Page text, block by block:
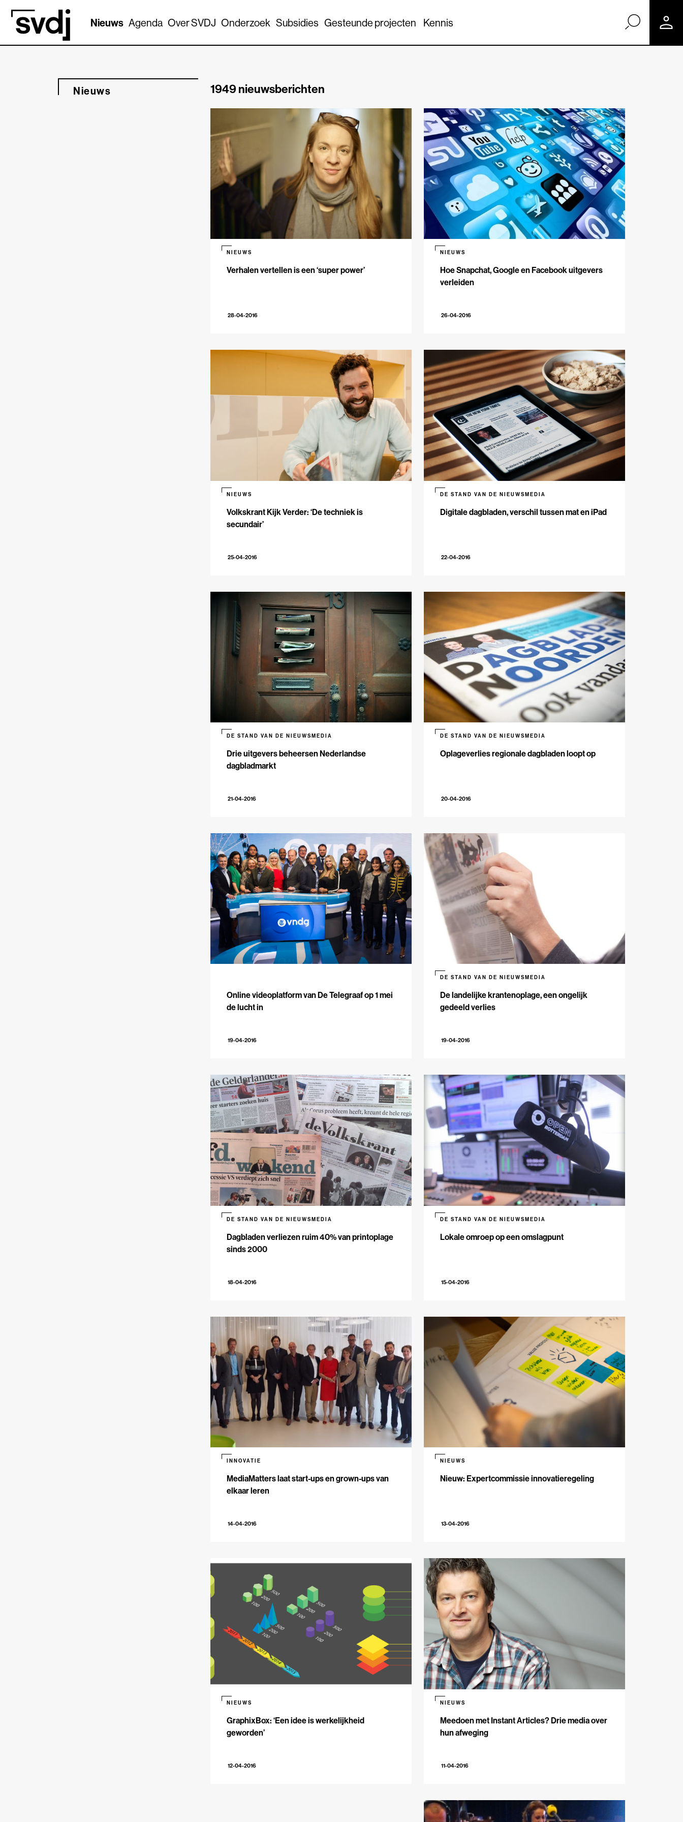
Naar hoofdinhoud
Nieuws Agenda Over SVDJ Onderzoek Subsidies Gesteunde projecten Kennis
Nieuws 1949 nieuwsberichten
Verhalen vertellen is een ‘super power’
NIEUWS
28-04-2016
Hoe Snapchat, Google en Facebook uitgevers
verleiden
NIEUWS
26-04-2016
Volkskrant Kijk Verder: ‘De techniek is
secundair’
NIEUWS
25-04-2016
Digitale dagbladen, verschil tussen mat en iPad
DE STAND VAN DE NIEUWSMEDIA
22-04-2016
Drie uitgevers beheersen Nederlandse
dagbladmarkt
DE STAND VAN DE NIEUWSMEDIA
21-04-2016
Oplageverlies regionale dagbladen loopt op
DE STAND VAN DE NIEUWSMEDIA
20-04-2016
Online videoplatform van De Telegraaf op 1 mei
de lucht in
19-04-2016
De landelijke krantenoplage, een ongelijk
gedeeld verlies
DE STAND VAN DE NIEUWSMEDIA
19-04-2016
Dagbladen verliezen ruim 40% van printoplage
sinds 2000
DE STAND VAN DE NIEUWSMEDIA
18-04-2016
Lokale omroep op een omslagpunt
DE STAND VAN DE NIEUWSMEDIA
15-04-2016
MediaMatters laat start-ups en grown-ups van
elkaar leren
INNOVATIE
14-04-2016
Nieuw: Expertcommissie innovatieregeling
NIEUWS
13-04-2016
GraphixBox: ‘Een idee is werkelijkheid
geworden’
NIEUWS
12-04-2016
Meedoen met Instant Articles? Drie media over
hun afweging
NIEUWS
11-04-2016